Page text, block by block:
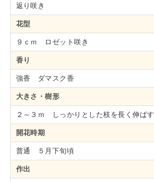
返り咲き
花型
９ｃｍ ロゼット咲き
香り
強香 ダマスク香
大きさ・樹形
２～３ｍ しっかりとした枝を長く伸ばす
開花時期
普通 ５月下旬頃
作出